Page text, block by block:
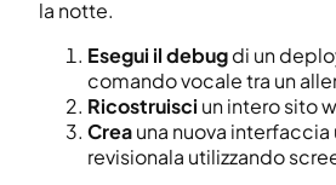
la notte.
Esegui il debugdi un
comando vocale tra un
Ricostruisci un intero sito
Creauna nuova
revisionala utilizzando